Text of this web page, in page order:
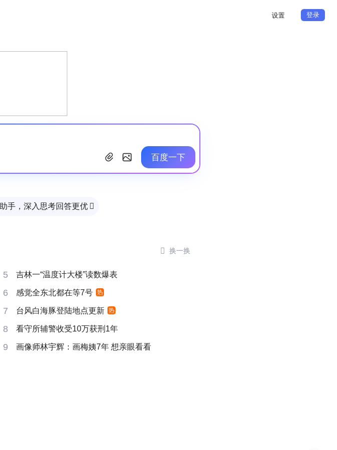
设置 登录
百度一下
手，深入思考回答更优 
 换一换
5 吉林一“温度计大楼”读数爆表
6 感觉全东北都在等7号 热
7 台风白海豚登陆地点更新 热
8 看守所辅警收受10万获刑1年
9 画像师林宇辉：画梅姨7年 想亲眼看看